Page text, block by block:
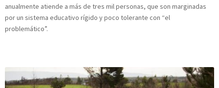
anualmente atiende a más de tres mil personas, que son marginadas
por un sistema educativo rígido y poco tolerante con “el
problemático”.